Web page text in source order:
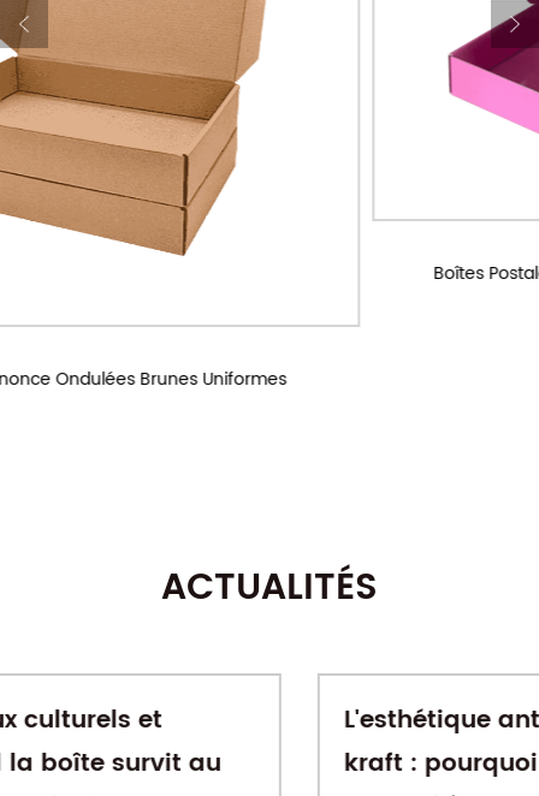
Boîtes Postales En Carton Ondulé Personnalisées
ACTUALITÉS
L'esthétique anti-luxe du papier
kraft : pourquoi le papier "inachevé"